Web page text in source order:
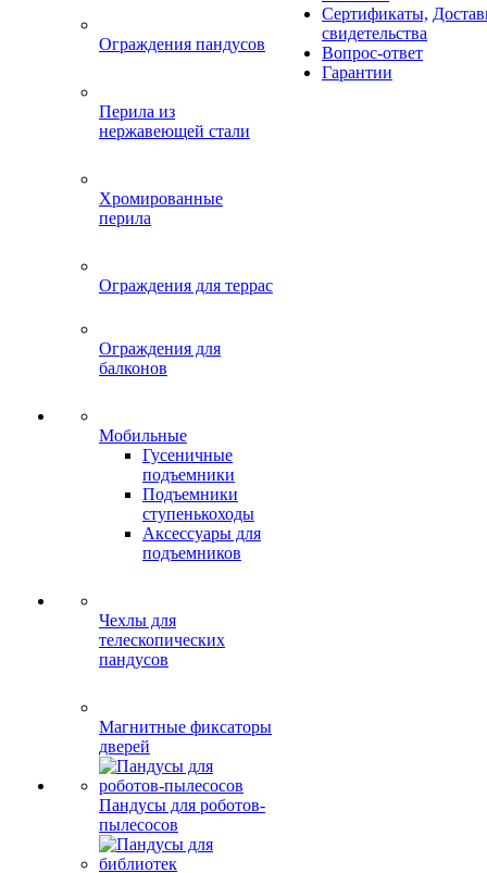
Ограждения пандусов
Перила из
нержавеющей стали
Хромированные
перила
Ограждения для террас
Ограждения для
балконов
Мобильные
Гусеничные
подъемники
Подъемники
ступенькоходы
Аксессуары для
подъемников
Чехлы для
телескопических
пандусов
Магнитные фиксаторы
дверей
Пандусы для роботов-
пылесосов
Сертификаты,
свидетельства
Вопрос-ответ
Гарантии